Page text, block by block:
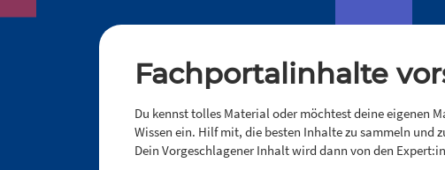
Fachportalinhalte
Du kennst tolles Material oder möchtest deine eigenen
Wissen ein. Hilf mit, die besten Inhalte zu sammeln
Dein Vorgeschlagener Inhalt wird dann von den